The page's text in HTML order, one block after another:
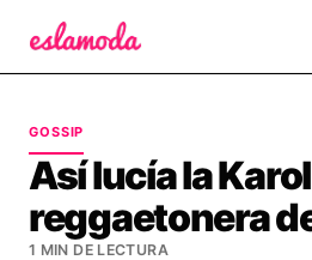
GOSSIP
Así lucía la
reggaetonera
1 MIN DE LECTURA